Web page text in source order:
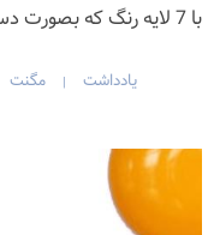
با 7 لایه رنگ که بصورت دستی روی آن پاشیده شده است پرداخت
یادداشت | مگنت